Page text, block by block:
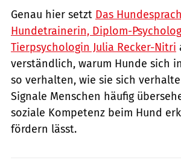
Genau hier setzt Das
Hundetrainerin, Diplom-
Tierpsychologin Julia Recker-Nitri
verständlich, warum Hunde sich
so verhalten, wie sie sich
Signale Menschen häufig
soziale Kompetenz beim Hund
fördern lässt.